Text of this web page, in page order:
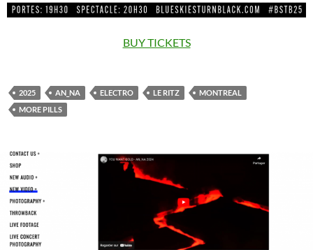
BUY TICKETS
2025 AN_NA ELECTRO LE RITZ
MONTREAL
MORE PILLS